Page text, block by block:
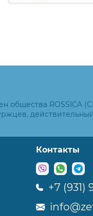
общества ROSSICA
Контакты
+7 (931)